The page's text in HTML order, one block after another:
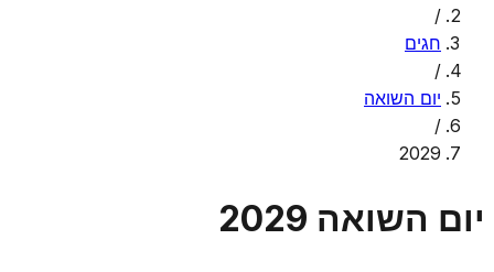
/
חגים
/
יום השואה
/
2029
יום השואה 2029